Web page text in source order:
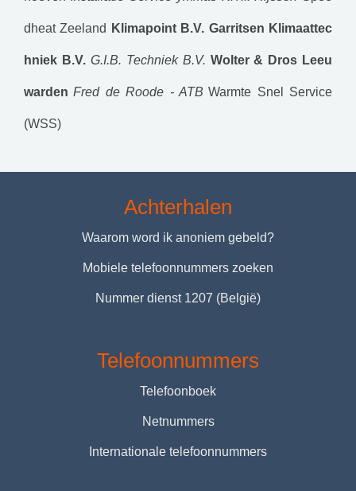
dheat Zeeland Klimapoint B.V. Garritsen Klimaattec
hniek B.V. G.I.B. Techniek B.V. Wolter & Dros Leeu
warden Fred de Roode - ATB Warmte Snel Service
(WSS)
Achterhalen
Waarom word ik anoniem gebeld?
Mobiele telefoonnummers zoeken
Nummer dienst 1207 (België)
Telefoonnummers
Telefoonboek
Netnummers
Internationale telefoonnummers